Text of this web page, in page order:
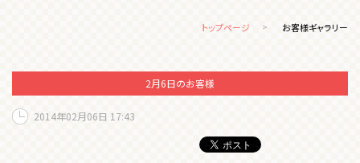
トップページ お客様ギャラリー
2月6日のお客様
2014年02月06日 17:43